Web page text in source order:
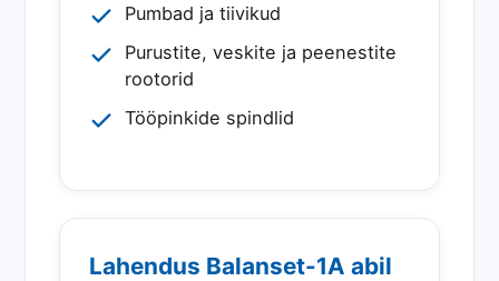
Pumbad ja tiivikud
Purustite, veskite ja peenestite
rootorid
Tööpinkide spindlid
Lahendus Balanset-1A abil